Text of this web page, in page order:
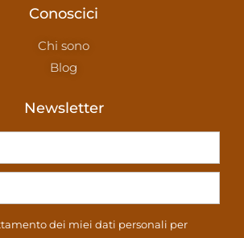
Conoscici
Chi sono
Blog
Newsletter
dei miei dati personali per